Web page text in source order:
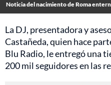
Noticia del nacimiento de Roma
La DJ, presentadora y
Castañeda, quien hace
Blu Radio, le entregó una
200 mil seguidores en las